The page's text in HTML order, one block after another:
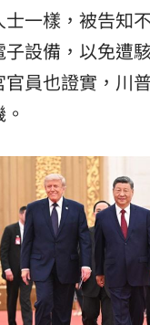
一樣，被告知
設備，以免遭
員也證實，川